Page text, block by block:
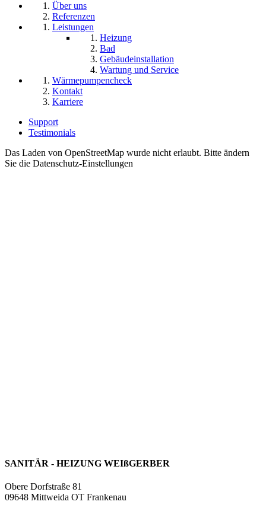
Über uns
Referenzen
Leistungen
Heizung
Bad
Gebäudeinstallation
Wartung und Service
Wärmepumpencheck
Kontakt
Karriere
Support
Testimonials
Das Laden von OpenStreetMap wurde nicht erlaubt. Bitte ändern
Sie die Datenschutz-Einstellungen
SANITÄR - HEIZUNG WEIßGERBER
Obere Dorfstraße 81
09648 Mittweida OT Frankenau